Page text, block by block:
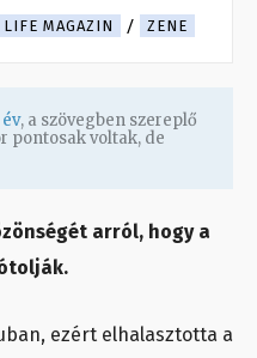
LIFE MAGAZIN ZENE
év, a szövegben szereplő
pontosak voltak, de
arról, hogy a
ezért elhalasztotta a